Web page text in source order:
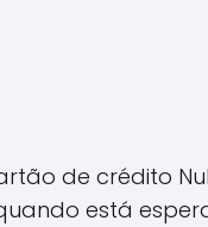
de crédito
está